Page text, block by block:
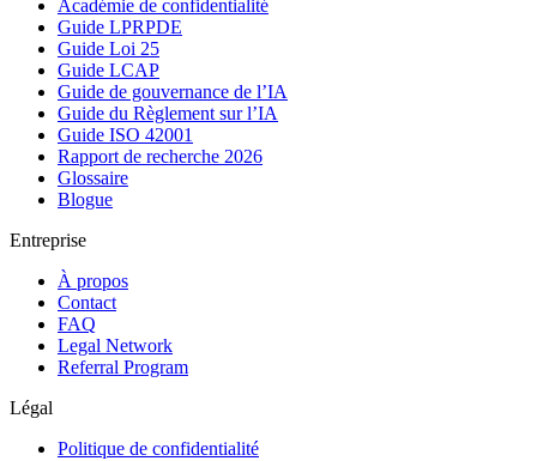
Académie de confidentialité
Guide LPRPDE
Guide Loi 25
Guide LCAP
Guide de gouvernance de l’IA
Guide du Règlement sur l’IA
Guide ISO 42001
Rapport de recherche 2026
Glossaire
Blogue
Entreprise
À propos
Contact
FAQ
Legal Network
Referral Program
Légal
Politique de confidentialité